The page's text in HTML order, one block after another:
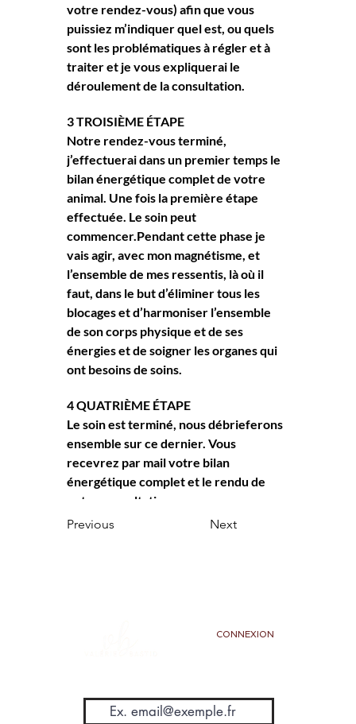
votre rendez-vous) afin que vous
puissiez m’indiquer quel est, ou quels
sont les problématiques à régler et à
traiter et je vous expliquerai le
déroulement de la consultation.
3 TROISIÈME ÉTAPE
Notre rendez-vous terminé,
j’effectuerai dans un premier temps le
bilan énergétique complet de votre
animal. Une fois la première étape
effectuée. Le soin peut
commencer.Pendant cette phase je
vais agir, avec mon magnétisme, et
l’ensemble de mes ressentis, là où il
faut, dans le but d’éliminer tous les
blocages et d’harmoniser l’ensemble
de son corps physique et de ses
énergies et de soigner les organes qui
ont besoins de soins.
4 QUATRIÈME ÉTAPE
Le soin est terminé, nous débrieferons
ensemble sur ce dernier. Vous
recevrez par mail votre bilan
énergétique complet et le rendu de
notre consultation
Previous
Next
CONNEXION